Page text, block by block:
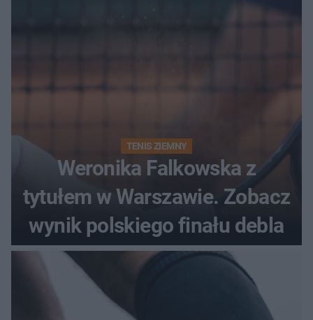
TENIS ZIEMNY
Weronika Falkowska z
tytułem w Warszawie. Zobacz
wynik polskiego finału debla